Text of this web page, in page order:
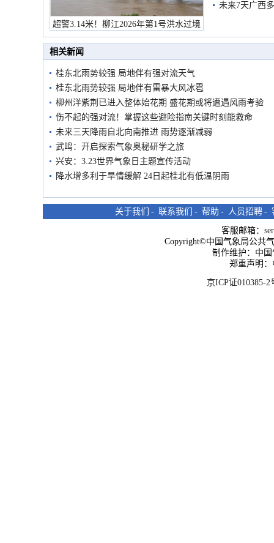
超警3.14米！柳江2026年第1号洪水过境
市民在堤岸见证汛况
未来7天广西
相关新闻
桂东北雨势较强 局地伴有强对流天气
桂东北雨势较强 局地伴有雷暴大风冰雹
柳州洋紫荆已进入整体始花期 盛花期或将遭遇风雨考验
伤不起的强对流！掌握这些避险指南关键时刻能救命
未来三天降雨自北向南推进 雨势逐渐减弱
武鸣：开启探索气象奥秘研学之旅
兴安：3.23世界气象日主题宣传活动
降水增多利于旱情缓解 24日起桂北有低温阴雨
关于我们 - 联系我们 - 帮助 - 人员招聘 -
客服邮箱：
Copyright©中国气象局公共
制作维护：中
郑重声明
京ICP证010385-2